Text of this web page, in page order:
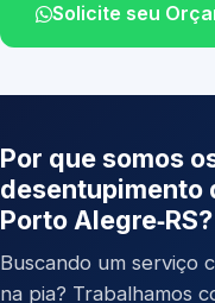
Solicite seu
Por que somos
desentupimento
Porto Alegre‑RS?
Buscando um serviço
na pia? Trabalhamos